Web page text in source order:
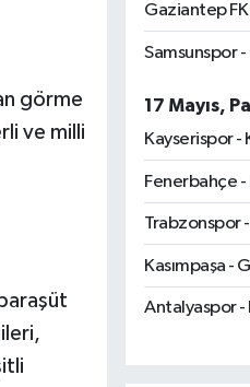
görme
ve milli
Gaziantep
Samsunspor
17 Mayıs,
Kayserispor -
Fenerbahçe -
Trabzonspor
Kasımpaşa -
Antalyaspor